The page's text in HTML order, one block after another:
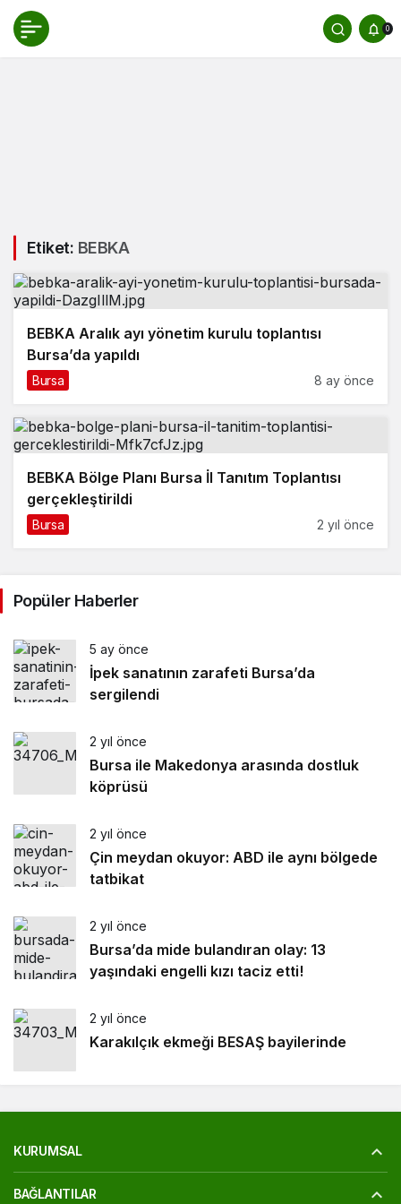
0
Etiket: BEBKA
BEBKA Aralık ayı yönetim kurulu toplantısı
Bursa’da yapıldı
Bursa 8 ay önce
BEBKA Bölge Planı Bursa İl Tanıtım Toplantısı
gerçekleştirildi
Bursa 2 yıl önce
Popüler Haberler
5 ay önce
İpek sanatının zarafeti Bursa’da
sergilendi
2 yıl önce
Bursa ile Makedonya arasında dostluk
köprüsü
2 yıl önce
Çin meydan okuyor: ABD ile aynı bölgede
tatbikat
2 yıl önce
Bursa’da mide bulandıran olay: 13
yaşındaki engelli kızı taciz etti!
2 yıl önce
Karakılçık ekmeği BESAŞ bayilerinde
KURUMSAL
BAĞLANTILAR